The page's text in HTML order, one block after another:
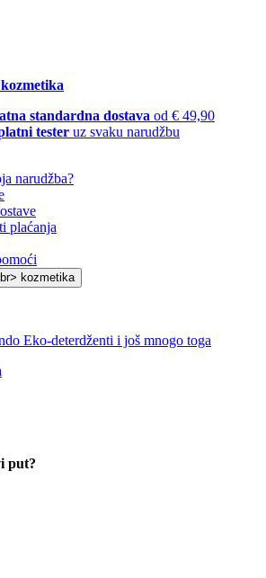
standardna dostava od € 49,90
tester uz svaku narudžbu
narudžba?
plaćanja
Eko-deterdženti i još mnogo toga
put?